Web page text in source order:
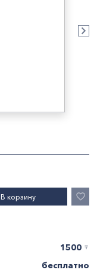
В корзину
1500 〒
бесплатно